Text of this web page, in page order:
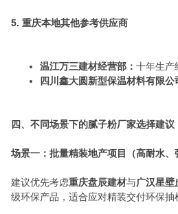
5. 重庆本地其他参考供应商
温江万三建材经营部： 十年生产
四川鑫大圆新型保温材料有限公
四、不同场景下的腻子粉厂家选择建议
场景一：批量精装地产项目（高耐水、
建议优先考虑重庆盘辰建材与广汉星壁
级环保产品，适合应对精装交付环保抽